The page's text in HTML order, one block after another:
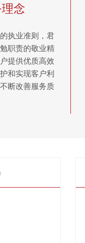
念
执业准则，君
职责的敬业精
提供优质高效
和实现客户利
断改善服务质